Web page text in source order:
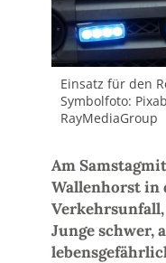
Einsatz für den
Symbolfoto:
RayMediaGroup
Am
Wallenhorst in
Junge schwer,